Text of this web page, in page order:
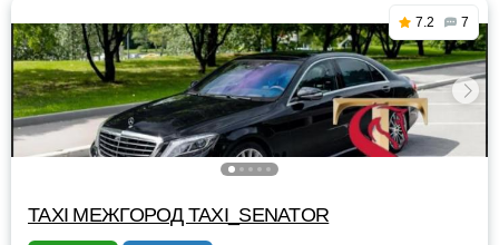
7.2 7
TAXI МЕЖГОРОД TAXI_SENATOR